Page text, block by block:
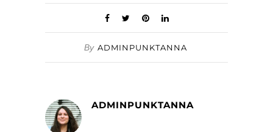
By ADMINPUNKTANNA
ADMINPUNKTANNA